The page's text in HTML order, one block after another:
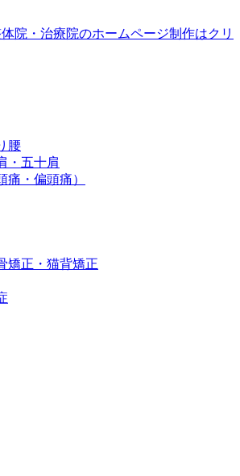
院・治療院のホームページ制作はクリ
腰
・五十肩
痛・偏頭痛）
矯正・猫背矯正